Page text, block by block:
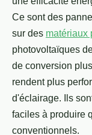
Ce sont des
sur des matériaux
photovoltaïques
de conversion
rendent plus
d'éclairage. Ils
faciles à produire
conventionnels.